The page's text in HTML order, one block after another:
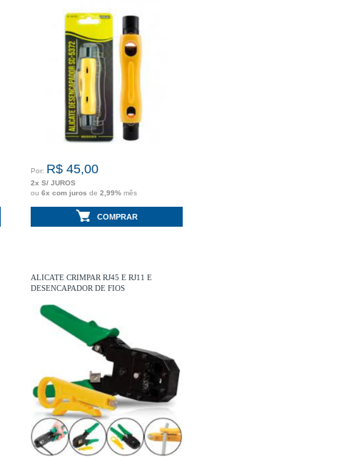
Por: R$ 45,00
2x S/ JUROS
ou 6x com juros de 2,99% mês
COMPRAR
ALICATE CRIMPAR RJ45 E RJ11 E
DESENCAPADOR DE FIOS